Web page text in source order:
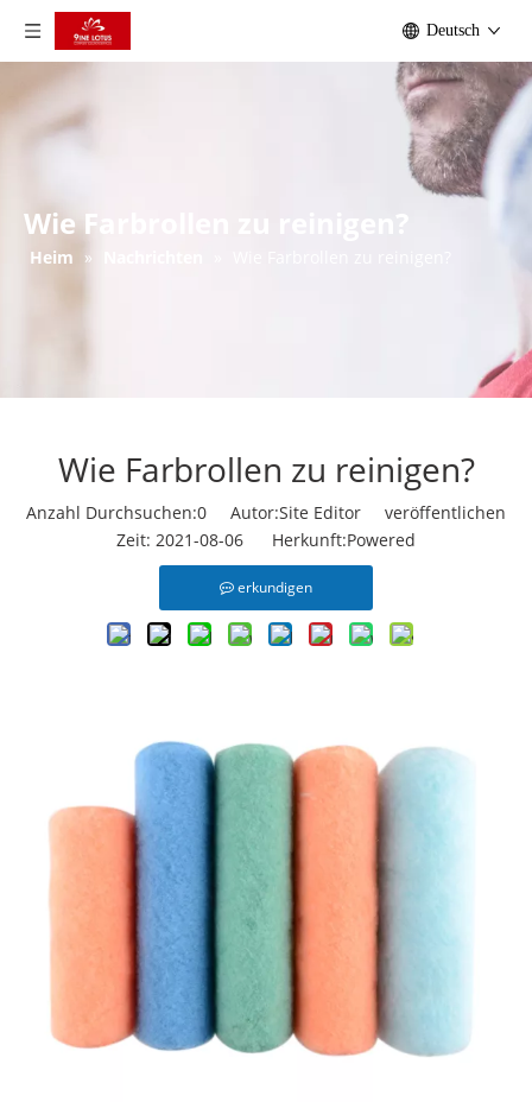
Deutsch
Wie Farbrollen zu reinigen?
Heim »
Wie Farbrollen zu reinigen?
Anzahl Durchsuchen:0 Autor:Site Editor veröffentlichen
Zeit: 2021-08-06 Herkunft:Powered
erkundigen